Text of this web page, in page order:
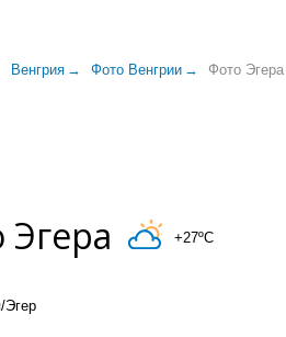
Венгрия Фото Венгрии Фото Эгера
+27ºC
Эгер